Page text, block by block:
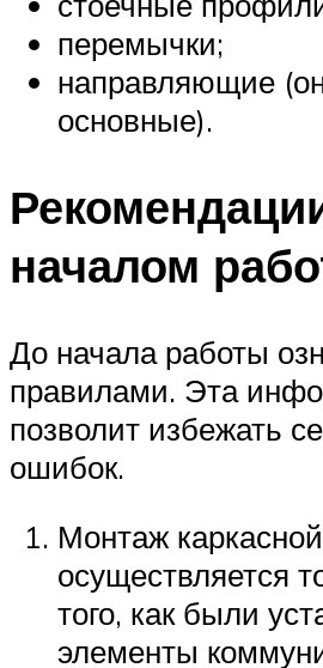
перемычки;
направляющие
основные).
началом
До начала работы
правилами. Эта
позволит избежать
ошибок.
Монтаж
осуществляется
того, как были
элементы